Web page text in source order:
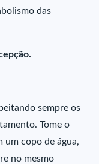
das
sempre os
Tome o
um copo de água,
no mesmo